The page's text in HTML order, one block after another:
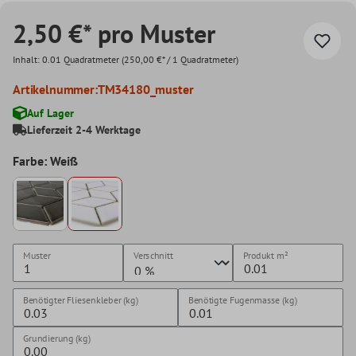
2,50 €* pro Muster
Inhalt: 0.01 Quadratmeter (250,00 €* / 1 Quadratmeter)
Artikelnummer:TM34180_muster
Auf Lager
Lieferzeit 2-4 Werktage
Farbe: Weiß
Muster Verschnitt Produkt m²
Benötigter Fliesenkleber (kg) Benötigte Fugenmasse (kg)
Grundierung (kg)